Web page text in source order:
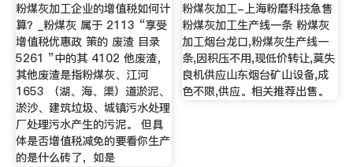
粉煤灰加工企业的增值税如何计
算？_粉煤灰 属于 2113 “享受
增值税优惠政 策的 废渣 目录
5261 ”中的其 4102 他废渣，
其他废渣是指粉煤灰、江河
1653 （湖、海、渠）道淤泥、
淤沙、建筑垃圾、城镇污水处理
厂处理污水产生的污泥。 但具
体是否增值税减免的要看你生产
的是什么砖了，如是
粉煤灰加工-上海粉磨科技急售
粉煤灰加工生产线一条 粉煤灰
加工烟台龙口,粉煤灰生产线一
条,因积压不用,现低价转让,莫失
良机供应山东烟台矿山设备,成
色不限,供应。相关推荐出售。